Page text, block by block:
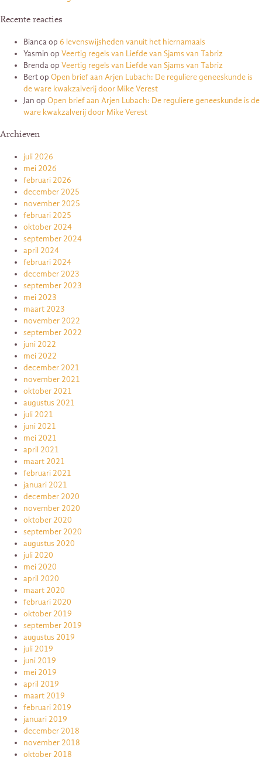
Recente reacties
Biancaop 6 levenswijsheden vanuit het hiernamaals
Yasmin op Veertig regels van Liefde van Sjams van Tabriz
Brendaop Veertig regels van Liefde van Sjams van Tabriz
Bertop Open brief aan Arjen Lubach: De reguliere geneeskunde is
de ware kwakzalverij door Mike Verest
Jan op Open brief aan Arjen Lubach: De reguliere geneeskunde is de
ware kwakzalverij door Mike Verest
Archieven
juli 2026
mei 2026
februari 2026
december 2025
november 2025
februari 2025
oktober 2024
september 2024
april 2024
februari 2024
december 2023
september 2023
mei 2023
maart 2023
november 2022
september 2022
juni 2022
mei 2022
december 2021
november 2021
oktober 2021
augustus 2021
juli 2021
juni 2021
mei 2021
april 2021
maart 2021
februari 2021
januari 2021
december 2020
november 2020
oktober 2020
september 2020
augustus 2020
juli 2020
mei 2020
april 2020
maart 2020
februari 2020
oktober 2019
september 2019
augustus 2019
juli 2019
juni 2019
mei 2019
april 2019
maart 2019
februari 2019
januari 2019
december 2018
november 2018
oktober 2018